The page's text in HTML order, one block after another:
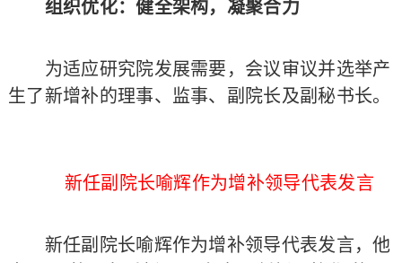
组织优化：健全架构，凝聚合力
为适应研究院发展需要，会议审议并选举产
生了新增补的理事、监事、副院长及副秘书长。
新任副院长喻辉作为增补领导代表发言
新任副院长喻辉作为增补领导代表发言，他